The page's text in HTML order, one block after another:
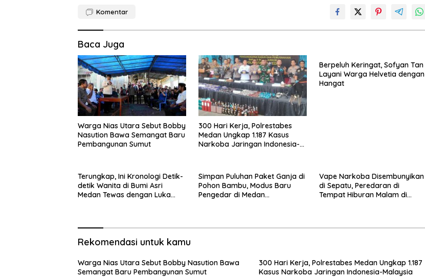
Komentar
Baca Juga
Warga Nias Utara Sebut Bobby
Nasution Bawa Semangat Baru
Pembangunan Sumut
300 Hari Kerja, Polrestabes
Medan Ungkap 1.187 Kasus
Narkoba Jaringan Indonesia-
Berpeluh Keringat, Sofyan Tan
Layani Warga Helvetia dengan
Hangat
Terungkap, Ini Kronologi Detik-
detik Wanita di Bumi Asri
Medan Tewas dengan Luka
Simpan Puluhan Paket Ganja di
Pohon Bambu, Modus Baru
Pengedar di Medan
Vape Narkoba Disembunyikan
di Sepatu, Peredaran di
Tempat Hiburan Malam di
Rekomendasi untuk kamu
Warga Nias Utara Sebut Bobby Nasution Bawa
Semangat Baru Pembangunan Sumut
300 Hari Kerja, Polrestabes Medan Ungkap 1.187
Kasus Narkoba Jaringan Indonesia-Malaysia